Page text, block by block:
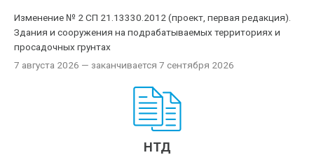
Изменение № 2 СП 21.13330.2012 (проект, первая редакция).
Здания и сооружения на подрабатываемых территориях и
просадочных грунтах
7 августа 2026 — заканчивается 7 сентября 2026
НТД